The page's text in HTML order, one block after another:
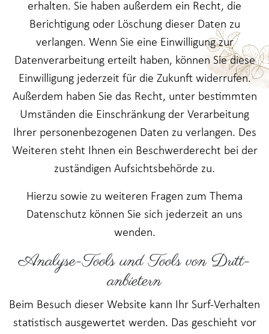
erhalten. Sie haben außerdem ein Recht, die
Berichtigung oder Löschung dieser Daten zu
verlangen. Wenn Sie eine Einwilligung zur
Datenverarbeitung erteilt haben, können Sie diese
Einwilligung jederzeit für die Zukunft widerrufen.
Außerdem haben Sie das Recht, unter bestimmten
Umständen die Einschränkung der Verarbeitung
Ihrer personenbezogenen Daten zu verlangen. Des
Weiteren steht Ihnen ein Beschwerderecht bei der
zuständigen Aufsichtsbehörde zu.
Hierzu sowie zu weiteren Fragen zum Thema
Datenschutz können Sie sich jederzeit an uns
wenden.
Analyse-Tools und Tools von Dritt­
anbietern
Beim Besuch dieser Website kann Ihr Surf-Verhalten
statistisch ausgewertet werden. Das geschieht vor